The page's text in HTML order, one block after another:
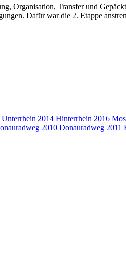
Organisation, Transfer und
Dafür war die 2. Etappe
Unterrhein 2014 Hinterrhein 2016
2010 Donauradweg 2011